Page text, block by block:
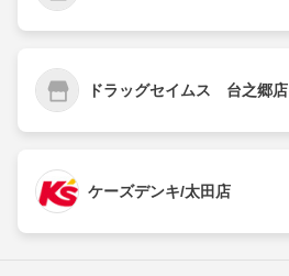
ドラッグセイムス 台之郷店
ケーズデンキ/太田店